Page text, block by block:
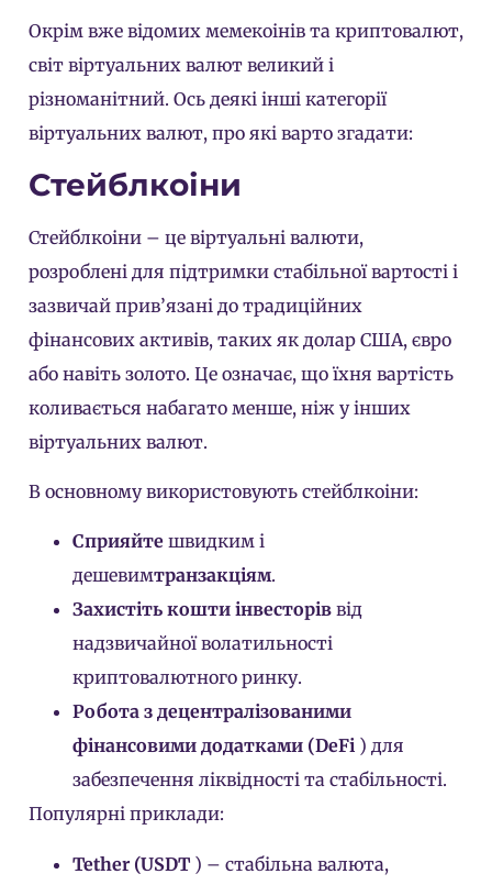
Окрім вже відомих мемекоінів та криптовалют,
світ віртуальних валют великий і
різноманітний. Ось деякі інші категорії
віртуальних валют, про які варто згадати:
Стейблкоіни
Стейблкоіни – це віртуальні валюти,
розроблені для підтримки стабільної вартості і
зазвичай прив’язані до традиційних
фінансових активів, таких як долар США, євро
або навіть золото. Це означає, що їхня вартість
коливається набагато менше, ніж у інших
віртуальних валют.
В основному використовують стейблкоіни:
Сприяйте швидким і
дешевимтранзакціям.
Захистіть кошти інвесторів від
надзвичайної волатильності
криптовалютного ринку.
Робота з децентралізованими
фінансовими додатками (DeFi ) для
забезпечення ліквідності та стабільності.
Популярні приклади:
Tether (USDT ) – стабільна валюта,